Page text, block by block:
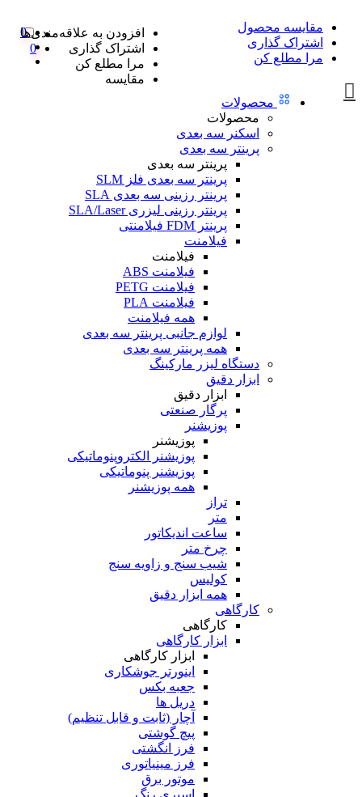
مقایسه محصول
اشتراک گذاری
مرا مطلع کن
0
0
محصولات
محصولات
اسکنر سه بعدی
پرینتر سه بعدی
پرینتر سه بعدی
پرینتر سه بعدی فلز SLM
پرینتر رزینی سه بعدی SLA
پرینتر رزینی لیزری SLA/Laser
پرینتر FDM فیلامنتی
فیلامنت
فیلامنت
فیلامنت ABS
فیلامنت PETG
فیلامنت PLA
همه فیلامنت
لوازم جانبی پرینتر سه بعدی
همه پرینتر سه بعدی
دستگاه لیزر مارکینگ
ابزار دقیق
ابزار دقیق
پرگار صنعتی
پوزیشنر
پوزیشنر
پوزیشنر الکتروپنوماتیکی
پوزیشنر پنوماتیکی
همه پوزیشنر
تراز
متر
ساعت اندیکاتور
چرخ متر
شیب سنج و زاویه سنج
کولیس
همه ابزار دقیق
کارگاهی
کارگاهی
ابزار کارگاهی
ابزار کارگاهی
اینورتر جوشکاری
جعبه بکس
دریل ها
آچار (ثابت و قابل تنظیم)
پیچ گوشتی
فرز انگشتی
فرز مینیاتوری
موتور برق
اسپری رنگ
افزودن به علاقه‌مندی‌ها
اشتراک گذاری
مرا مطلع کن
مقایسه